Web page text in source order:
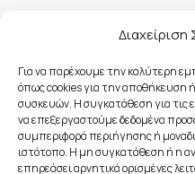
Για να παρέχουμε την καλύτερη
όπως cookies για την αποθήκευση
συσκευών. Η συγκατάθεση για τις
να επεξεργαστούμε δεδομένα
συμπεριφορά περιήγησης ή
ιστότοπο. Η μη συγκατάθεση ή η
επηρεάσει αρνητικά ορισμένες